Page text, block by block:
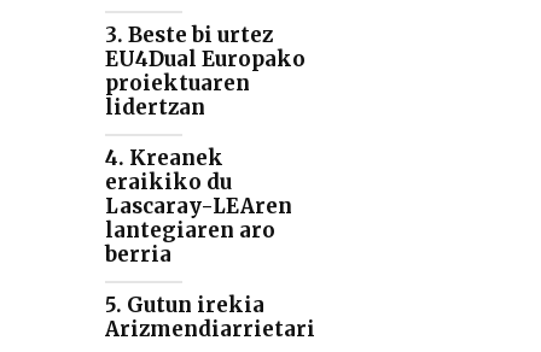
3. Beste bi urtez
EU4Dual Europako
proiektuaren
lidertzan
4. Kreanek
eraikiko du
Lascaray-LEAren
lantegiaren aro
berria
5. Gutun irekia
Arizmendiarrietari